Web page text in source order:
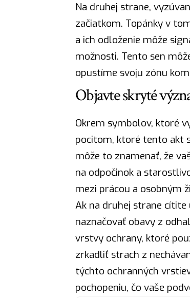
Na druhej strane,
začiatkom. Topánky v
a ich odloženie môže
možnosti. Tento sen
opustíme svoju zónu
Objavte skryté
Okrem symbolov, ktoré
pocitom, ktoré tento akt
môže to znamenať, že
na odpočinok a
mezi prácou a osobným
Ak na druhej strane cítite
naznačovať obavy z
vrstvy ochrany, ktoré
zrkadliť strach z
týchto ochranných
pochopeniu, čo vaše